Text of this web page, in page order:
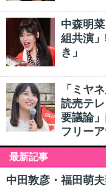
中森明
組共演
き」
「ミヤ
読売テ
要議論
フリー
最新記事
中田敦彦・福田萌